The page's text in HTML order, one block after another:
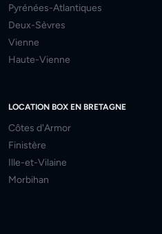
Pyrénées-Atlantiques
Deux-Sèvres
Vienne
Haute-Vienne
LOCATION BOX EN BRETAGNE
Côtes d'Armor
Finistère
Ille-et-Vilaine
Morbihan